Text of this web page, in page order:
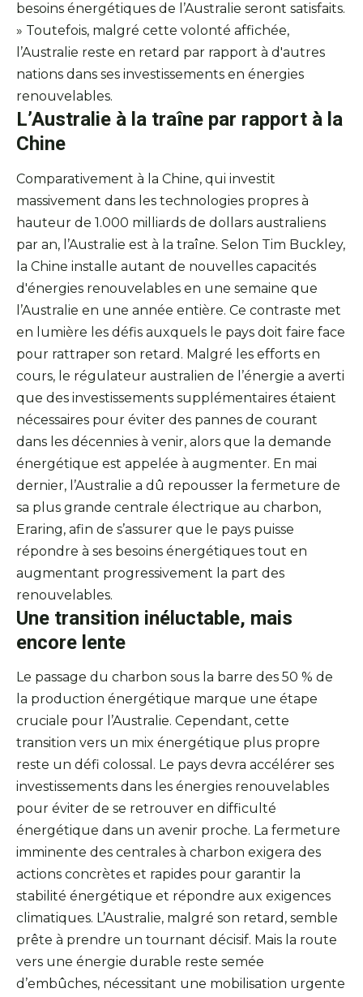
besoins énergétiques de l’Australie seront satisfaits.
» Toutefois, malgré cette volonté affichée,
l’Australie reste en retard par rapport à d'autres
nations dans ses investissements en énergies
renouvelables.
L’Australie à la traîne par rapport à la
Chine
Comparativement à la Chine, qui investit
massivement dans les technologies propres à
hauteur de 1.000 milliards de dollars australiens
par an, l’Australie est à la traîne. Selon Tim Buckley,
la Chine installe autant de nouvelles capacités
d'énergies renouvelables en une semaine que
l’Australie en une année entière. Ce contraste met
en lumière les défis auxquels le pays doit faire face
pour rattraper son retard. Malgré les efforts en
cours, le régulateur australien de l’énergie a averti
que des investissements supplémentaires étaient
nécessaires pour éviter des pannes de courant
dans les décennies à venir, alors que la demande
énergétique est appelée à augmenter. En mai
dernier, l’Australie a dû repousser la fermeture de
sa plus grande centrale électrique au charbon,
Eraring, afin de s’assurer que le pays puisse
répondre à ses besoins énergétiques tout en
augmentant progressivement la part des
renouvelables.
Une transition inéluctable, mais
encore lente
Le passage du charbon sous la barre des 50 % de
la production énergétique marque une étape
cruciale pour l’Australie. Cependant, cette
transition vers un mix énergétique plus propre
reste un défi colossal. Le pays devra accélérer ses
investissements dans les énergies renouvelables
pour éviter de se retrouver en difficulté
énergétique dans un avenir proche. La fermeture
imminente des centrales à charbon exigera des
actions concrètes et rapides pour garantir la
stabilité énergétique et répondre aux exigences
climatiques. L’Australie, malgré son retard, semble
prête à prendre un tournant décisif. Mais la route
vers une énergie durable reste semée
d’embûches, nécessitant une mobilisation urgente